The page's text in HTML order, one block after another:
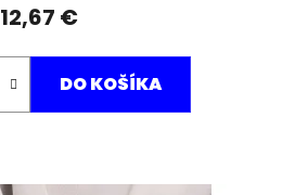
12,67 €
DO KOŠÍKA